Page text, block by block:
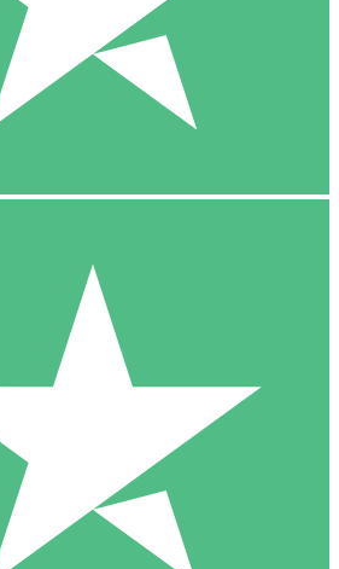
1 Download
10
US$1500
10 Download
20